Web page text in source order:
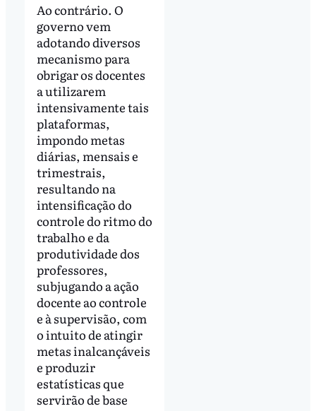
Ao contrário. O
governo vem
adotando diversos
mecanismo para
obrigar os docentes
a utilizarem
intensivamente tais
plataformas,
impondo metas
diárias, mensais e
trimestrais,
resultando na
intensificação do
controle do ritmo do
trabalho e da
produtividade dos
professores,
subjugando a ação
docente ao controle
e à supervisão, com
o intuito de atingir
metas inalcançáveis
e produzir
estatísticas que
servirão de base